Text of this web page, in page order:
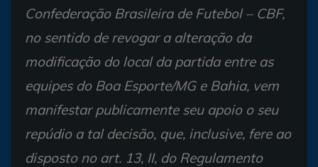
Confederação Brasileira de Futebol – CBF,
no sentido de revogar a alteração da
modificação do local da partida entre as
equipes do Boa Esporte/MG e Bahia, vem
manifestar publicamente seu apoio o seu
repúdio a tal decisão, que, inclusive, fere ao
disposto no art. 13, II, do Regulamento